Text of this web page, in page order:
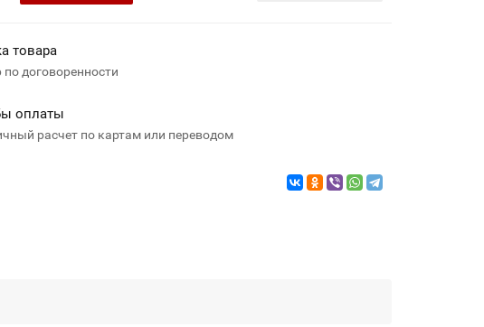
товара
договоренности
оплаты
расчет по картам или переводом